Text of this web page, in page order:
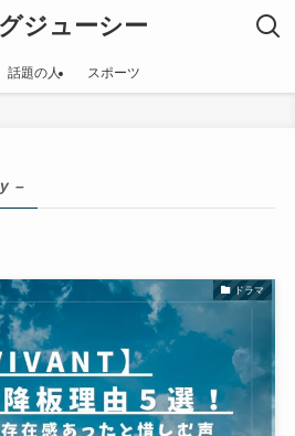
ジューシー
話題の人 スポーツ
–
ドラマ